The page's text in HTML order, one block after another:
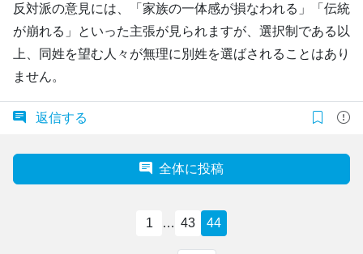
反対派の意見には、「家族の一体感が損なわれる」「伝統
が崩れる」といった主張が見られますが、選択制である以
上、同姓を望む人々が無理に別姓を選ばされることはあり
ません。
返信する
全体に投稿
1 … 43 44